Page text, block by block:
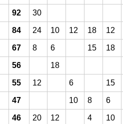
92 30
84 24 10 12 18 12
67 8 6 15 18
56 18
55 12 6 15
47 10 8 6
46 20 12 4 10